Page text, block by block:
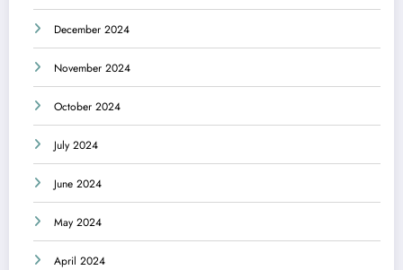
December 2024
November 2024
October 2024
July 2024
June 2024
May 2024
April 2024